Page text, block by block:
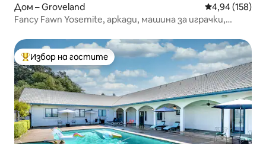
Дом – Groveland Средна
4,94 (158)
Fancy Fawn Yosemite, аркади, машина за играчки,
Най-популярен избор на гостите
Избор на гостите